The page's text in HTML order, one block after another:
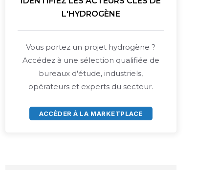
L'HYDROGÈNE
Vous portez un projet hydrogène ?
Accédez à une sélection qualifiée de
bureaux d'étude, industriels,
opérateurs et experts du secteur.
ACCÈDER À LA MARKETPLACE